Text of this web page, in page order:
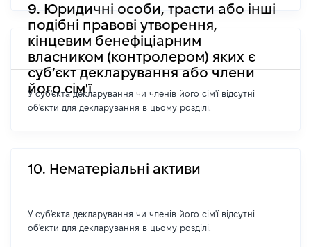
9. Юридичні особи, трасти або інші
подібні правові утворення,
кінцевим бенефіціарним
власником (контролером) яких є
суб’єкт декларування або члени
його сім'ї
У суб'єкта декларування чи членів його сім'ї відсутні
об'єкти для декларування в цьому розділі.
10. Нематеріальні активи
У суб'єкта декларування чи членів його сім'ї відсутні
об'єкти для декларування в цьому розділі.